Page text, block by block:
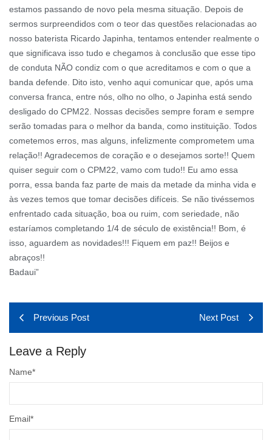
estamos passando de novo pela mesma situação. Depois de
sermos surpreendidos com o teor das questões relacionadas ao
nosso baterista Ricardo Japinha, tentamos entender realmente o
que significava isso tudo e chegamos à conclusão que esse tipo
de conduta NÃO condiz com o que acreditamos e com o que a
banda defende. Dito isto, venho aqui comunicar que, após uma
conversa franca, entre nós, olho no olho, o Japinha está sendo
desligado do CPM22. Nossas decisões sempre foram e sempre
serão tomadas para o melhor da banda, como instituição. Todos
cometemos erros, mas alguns, infelizmente comprometem uma
relação!! Agradecemos de coração e o desejamos sorte!! Quem
quiser seguir com o CPM22, vamo com tudo!! Eu amo essa
porra, essa banda faz parte de mais da metade da minha vida e
às vezes temos que tomar decisões difíceis. Se não tivéssemos
enfrentado cada situação, boa ou ruim, com seriedade, não
estaríamos completando 1/4 de século de existência!! Bom, é
isso, aguardem as novidades!!! Fiquem em paz!! Beijos e
abraços!!
Badaui”
Previous Post Next Post
Leave a Reply
Name*
Email*